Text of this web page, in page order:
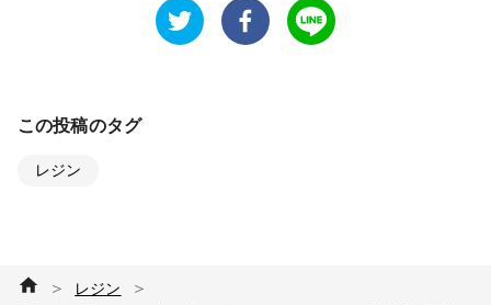
この投稿のタグ
レジン
＞ レジン ＞